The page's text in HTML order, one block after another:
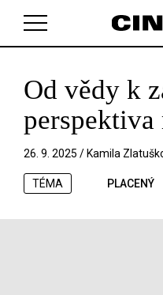
V
Od vědy k
26. 9. 2025 / Kamila
TÉMA PLACENÝ